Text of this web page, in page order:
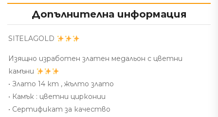
Допълнителна информация
SITELAGOLD
Изящно изработен златен медальон с цветни
камъни
• Злато 14 кт , жълто злато
• Камък : цветни цирконии
• Сертификат за качество